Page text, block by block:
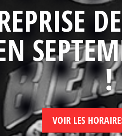
!
VOIR LES